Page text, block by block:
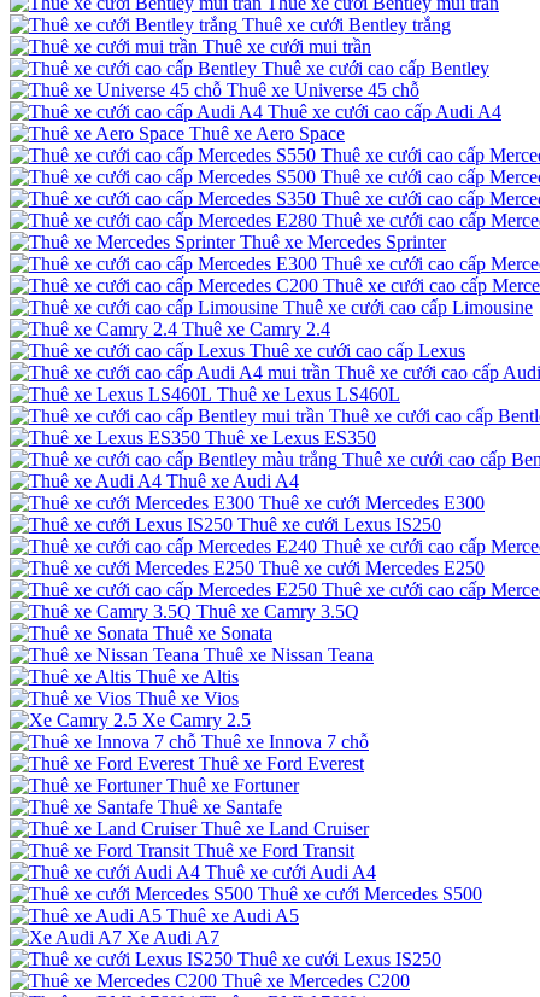
Thuê xe cưới Bentley trắng
Thuê xe cưới mui trần
Thuê xe cưới cao cấp Bentley
Thuê xe Universe 45 chỗ
Thuê xe cưới cao cấp Audi A4
Thuê xe Aero Space
Thuê xe cưới cao cấp
Thuê xe cưới cao cấp
Thuê xe cưới cao cấp
Thuê xe cưới cao cấp
Thuê xe Mercedes Sprinter
Thuê xe cưới cao cấp
Thuê xe cưới cao cấp
Thuê xe cưới cao cấp Limousine
Thuê xe Camry 2.4
Thuê xe cưới cao cấp Lexus
Thuê xe cưới cao cấp
Thuê xe Lexus LS460L
Thuê xe cưới cao cấp
Thuê xe Lexus ES350
Thuê xe cưới cao cấp
Thuê xe Audi A4
Thuê xe cưới Mercedes E300
Thuê xe cưới Lexus IS250
Thuê xe cưới cao cấp
Thuê xe cưới Mercedes E250
Thuê xe cưới cao cấp
Thuê xe Camry 3.5Q
Thuê xe Sonata
Thuê xe Nissan Teana
Thuê xe Altis
Thuê xe Vios
Xe Camry 2.5
Thuê xe Innova 7 chỗ
Thuê xe Ford Everest
Thuê xe Fortuner
Thuê xe Santafe
Thuê xe Land Cruiser
Thuê xe Ford Transit
Thuê xe cưới Audi A4
Thuê xe cưới Mercedes S500
Thuê xe Audi A5
Xe Audi A7
Thuê xe cưới Lexus IS250
Thuê xe Mercedes C200